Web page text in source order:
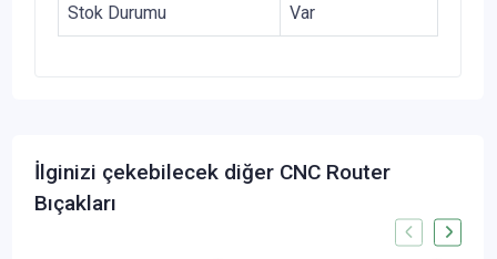
Stok Durumu Var
İlginizi çekebilecek diğer CNC Router
Bıçakları